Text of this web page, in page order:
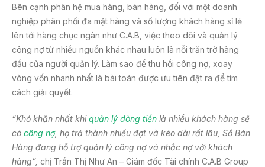
Bên cạnh phân hệ mua hàng, bán hàng, đối với một doanh
nghiệp phân phối đa mặt hàng và số lượng khách hàng sỉ lẻ
lên tới hàng chục ngàn như C.A.B, việc theo dõi và quản lý
công nợ từ nhiều nguồn khác nhau luôn là nỗi trăn trở hàng
đầu của người quản lý. Làm sao để thu hồi công nợ, xoay
vòng vốn nhanh nhất là bài toán được ưu tiên đặt ra để tìm
cách giải quyết.
“Khó khăn nhất khiquản lý dòng tiền là nhiều khách hàng sẽ
có công nợ, họ trả thành nhiều đợt và kéo dài rất lâu, Sổ Bán
Hàng đang hỗ trợ quản lý công nợ và nhắc nợ với khách
hàng”, chị Trần Thị Như An – Giám đốc Tài chính C.A.B Group